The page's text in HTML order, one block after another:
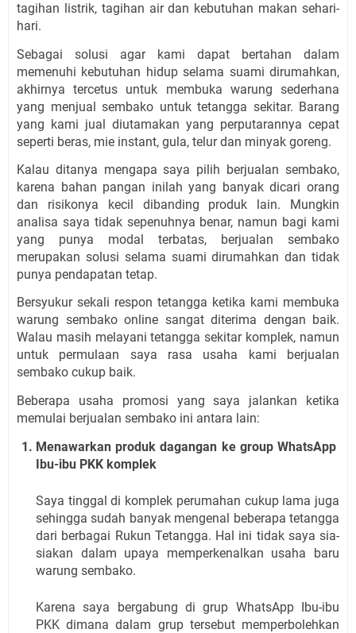
tagihan listrik, tagihan air dan kebutuhan makan sehari-
hari.
Sebagai solusi agar kami dapat bertahan dalam
memenuhi kebutuhan hidup selama suami dirumahkan,
akhirnya tercetus untuk membuka warung sederhana
yang menjual sembako untuk tetangga sekitar. Barang
yang kami jual diutamakan yang perputarannya cepat
seperti beras, mie instant, gula, telur dan minyak goreng.
Kalau ditanya mengapa saya pilih berjualan sembako,
karena bahan pangan inilah yang banyak dicari orang
dan risikonya kecil dibanding produk lain. Mungkin
analisa saya tidak sepenuhnya benar, namun bagi kami
yang punya modal terbatas, berjualan sembako
merupakan solusi selama suami dirumahkan dan tidak
punya pendapatan tetap.
Bersyukur sekali respon tetangga ketika kami membuka
warung sembako online sangat diterima dengan baik.
Walau masih melayani tetangga sekitar komplek, namun
untuk permulaan saya rasa usaha kami berjualan
sembako cukup baik.
Beberapa usaha promosi yang saya jalankan ketika
memulai berjualan sembako ini antara lain:
Menawarkan produk dagangan ke group WhatsApp
Ibu-ibu PKK komplek
Saya tinggal di komplek perumahan cukup lama juga
sehingga sudah banyak mengenal beberapa tetangga
dari berbagai Rukun Tetangga. Hal ini tidak saya sia-
siakan dalam upaya memperkenalkan usaha baru
warung sembako.
Karena saya bergabung di grup WhatsApp Ibu-ibu
PKK dimana dalam grup tersebut memperbolehkan